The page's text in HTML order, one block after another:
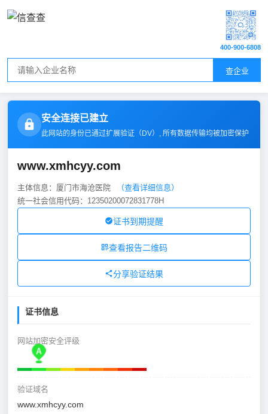
查企业
400-900-6808
安全连接已建立
此网站的身份已通过扩展验证（DV）, 所有数据传输均被加密保护
www.xmhcyy.com
主体信息：厦门市海沧医院
（查看详细信息）
统一社会信用代码：12350200072831778H
证书到期提醒
查看报告二维码
分享验证结果
证书信息
网站加密安全评级
验证域名
www.xmhcyy.com